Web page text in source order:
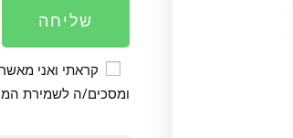
שליחה
קראתי ואני
ומסכים/ה לשמירת